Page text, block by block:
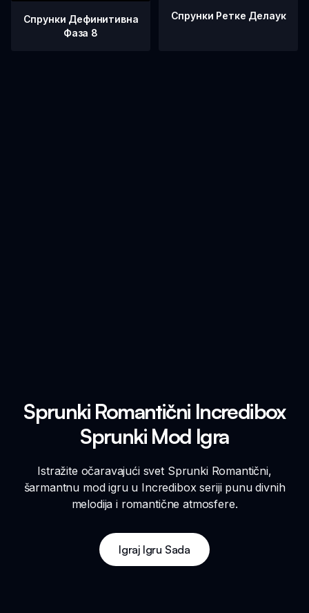
Спрунки Дефинитивна
Фаза 8
Спрунки Ретке Делаук
Sprunki Romantični Incredibox
Sprunki Mod Igra
Istražite očaravajući svet Sprunki Romantični,
šarmantnu mod igru u Incredibox seriji punu divnih
melodija i romantične atmosfere.
Igraj Igru Sada